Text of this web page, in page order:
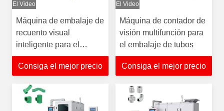
El Video
Máquina de embalaje de
recuento visual
inteligente para el
montaje de tuberías de
PVC
Consiga el mejor precio
El Video
Máquina de contador de
visión multifunción para
el embalaje de tubos
Consiga el mejor precio